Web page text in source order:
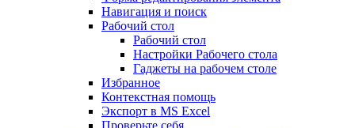
Навигация и поиск
Рабочий стол
Рабочий стол
Настройки Рабочего стола
Гаджеты на рабочем столе
Избранное
Контекстная помощь
Экспорт в MS Excel
Проверьте себя